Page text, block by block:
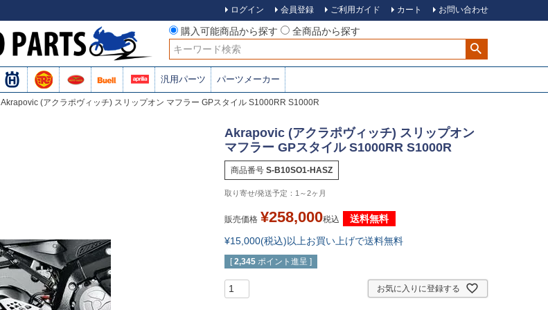
ログイン 会員登録 ご利用ガイド カート お問い合わせ
購入可能商品から探す
全商品から探す
検索
汎用パーツ パーツメーカー
Akrapovic (アクラポヴィッチ) スリップオン マフラー GPスタイル S1000RR S1000R
Akrapovic (アクラポヴィッチ) スリップオン
マフラー GPスタイル S1000RR S1000R
商品番号 S-B10SO1-HASZ
1～2ヶ月
販売価格 ¥258,000税込
送料無料
¥15,000(税込)以上お買い上げで送料無料
[ 2,345 ポイント進呈 ]
お気に入りに登録する